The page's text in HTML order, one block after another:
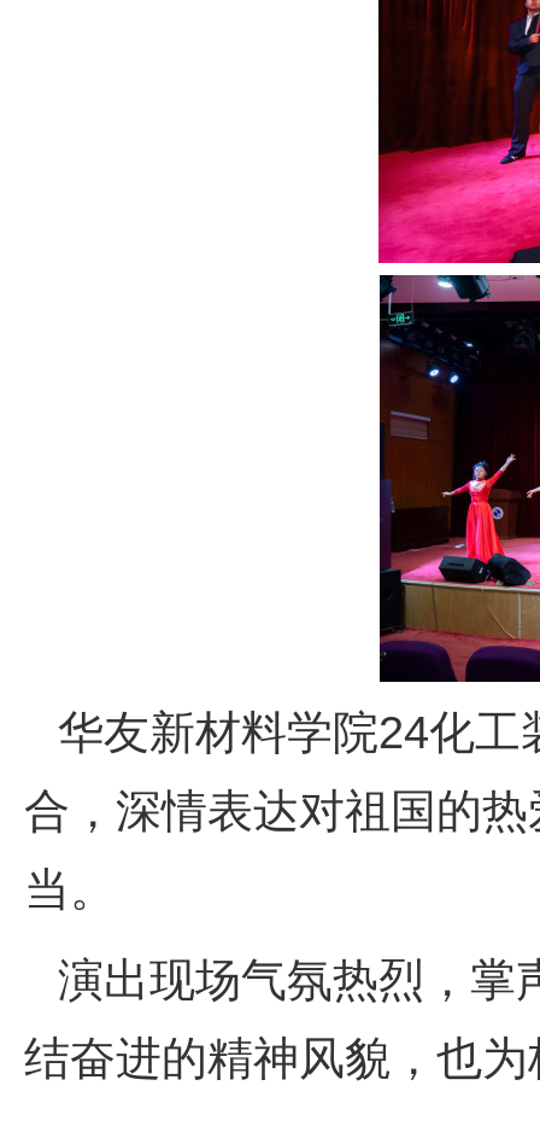
华友新材料学院24化
合，深情表达对祖国的
当。
演出现场气氛热烈，掌
结奋进的精神风貌，也